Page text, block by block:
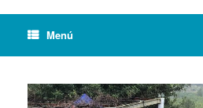
Menú